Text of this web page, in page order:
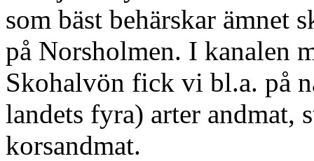
som bäst behärskar ämnet
på Norsholmen. I kanalen
Skohalvön fick vi bl.a. på
landets fyra) arter andmat,
korsandmat.